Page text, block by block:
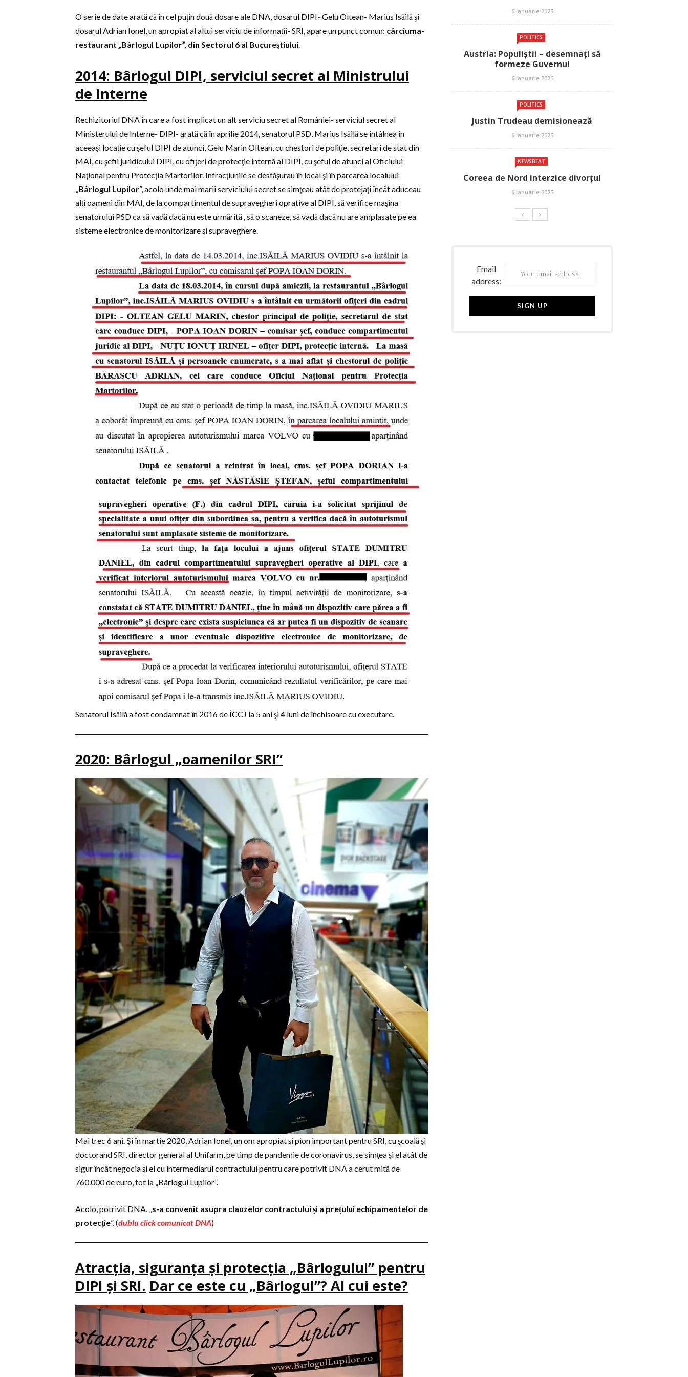
O serie de date arată că în cel puţin două dosare ale DNA, dosarul DIPI- Gelu Oltean- Marius Isăilă şi
dosarul Adrian Ionel, un apropiat al altui serviciu de informaţii- SRI, apare un punct comun: cârciuma-
restaurant „Bârlogul Lupilor”, din Sectorul 6 al Bucureştiului
2014: Bârlogul DIPI, serviciul secret al Ministrului
de Interne
Rechizitoriul DNA în care a fost implicat un alt serviciu secret al României- serviciul secret al
Ministerului de Interne- DIPI- arată că în aprilie 2014, senatorul PSD, Marius Isăilă se întâlnea în
aceeaşi locaţie cu şeful DIPI de atunci, Gelu Marin Oltean, cu chestori de poliţie, secretari de stat din
MAI, cu şefii juridicului DIPI, cu ofiţeri de protecţie internă ai DIPI, cu şeful de atunci al Oficiului
Naţional pentru Protecţia Martorilor. Infracţiunile se desfăşurau în local şi în parcarea localului
Bârlogul Lupilor”, acolo unde mai marii serviciului secret se simţeau atât de protejaţi încât aduceau
alţi oameni din MAI, de la compartimentul de supravegheri oprative al DIPI, să verifice maşina
senatorului PSD ca să vadă dacă nu este urmărită , să o scaneze, să vadă dacă nu are amplasate pe ea
sisteme electronice de monitorizare şi supraveghere.
Senatorul Isăilă a fost condamnat în 2016 de ÎCCJ la 5 ani şi 4 luni de închisoare cu executare.
2020: Bârlogul „oamenilor SRI”
Mai trec 6 ani. Şi în martie 2020, Adrian Ionel, un om apropiat şi pion important pentru SRI, cu şcoală şi
doctorand SRI, director general al Unifarm, pe timp de pandemie de coronavirus, se simţea şi el atât de
sigur încât negocia şi el cu intermediarul contractului pentru care potrivit DNA a cerut mită de
760.000 de euro, tot la „Bârlogul Lupilor”.
Acolo, potrivit DNA, „s-a convenit asupra clauzelor contractului și a prețului echipamentelor de
protecție”. (dublu click comunicat DNA)
Atracţia, siguranţa şi protecţia „Bârlogului” pentru
DIPI şi SRI. Dar ce este cu „Bârlogul”? Al cui este?
6 ianuarie 2025
POLITICS
Austria: Populiștii – desemnați să
formeze Guvernul
6 ianuarie 2025
POLITICS
Justin Trudeau demisionează
6 ianuarie 2025
NEWSBEAT
Coreea de Nord interzice divorțul
6 ianuarie 2025
Email
address: